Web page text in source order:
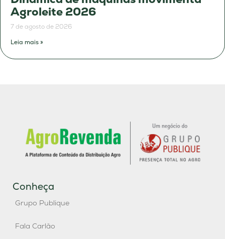
Agroleite 2026
7 de agosto de 2026
Leia mais »
Conheça
Grupo Publique
Fala Carlão